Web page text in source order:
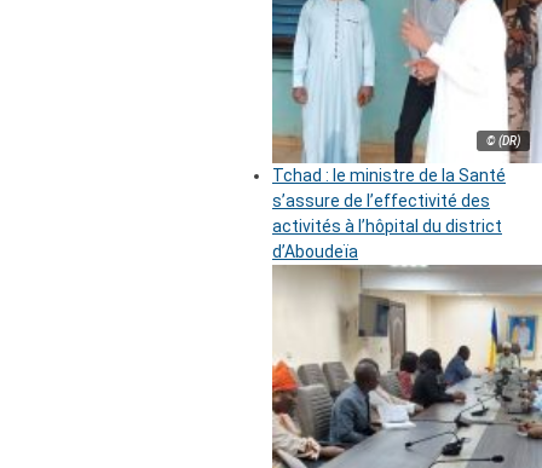
© (DR)
Tchad : le ministre de la Santé
s’assure de l’effectivité des
activités à l’hôpital du district
d’Aboudeïa